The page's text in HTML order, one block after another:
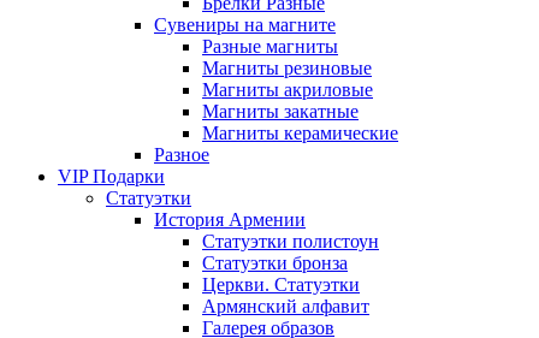
Сувениры на магните
Разные магниты
Магниты резиновые
Магниты акриловые
Магниты закатные
Магниты керамические
Разное
VIP Подарки
Статуэтки
История Армении
Статуэтки полистоун
Статуэтки бронза
Церкви. Статуэтки
Армянский алфавит
Галерея образов